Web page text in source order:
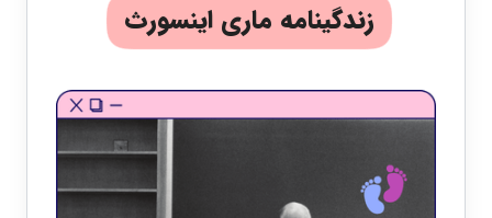
زندگینامه ماری اینسورث